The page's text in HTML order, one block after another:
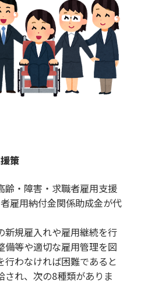
策
齢・障害・求職者雇用支援
雇用納付金関係助成金が代
新規雇入れや雇用継続を行
備等や適切な雇用管理を図
行わなければ困難であると
され、次の8種類がありま